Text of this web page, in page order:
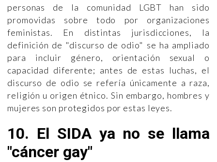
personas de la comunidad LGBT han sido
promovidas sobre todo por organizaciones
feministas. En distintas jurisdicciones, la
definición de "discurso de odio" se ha ampliado
para incluir género, orientación sexual o
capacidad diferente; antes de estas luchas, el
discurso de odio se refería únicamente a raza,
religión u origen étnico. Sin embargo, hombres y
mujeres son protegidos por estas leyes.
10. El SIDA ya no se llama
"cáncer gay"